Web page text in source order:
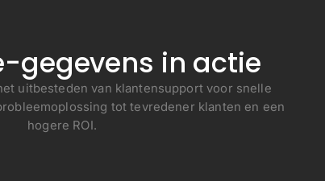
gegevens in actie
uitbesteden van klantensupport voor snelle
tot tevredener klanten en een
hogere ROI.